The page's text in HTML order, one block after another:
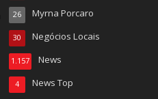
Myrna Porcaro
26
Negócios Locais
30
News
1.157
News Top
4